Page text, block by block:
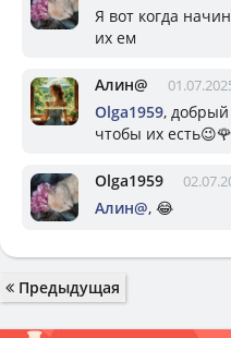
Я вот когда
их ем
Алин@
Olga1959, добрый
чтобы их есть😉🌹
Olga1959
Алин@, 😂
Предыдущая